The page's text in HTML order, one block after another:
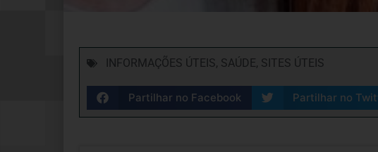
INFORMAÇÕES ÚTEIS, SAÚDE, SITES ÚTEIS
Partilhar no Facebook Partilhar no